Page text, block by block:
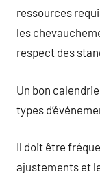
ressources
les
respect des
Un bon
types
Il doit être
ajustements et